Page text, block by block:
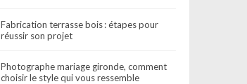
Fabrication terrasse bois : étapes pour
réussir son projet
Photographe mariage gironde, comment
choisir le style qui vous ressemble